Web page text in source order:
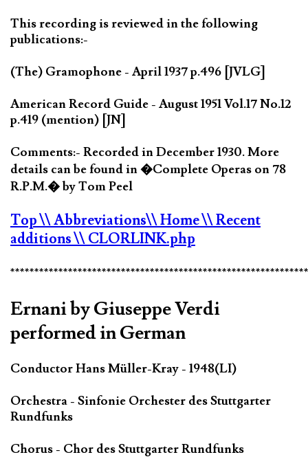
This recording is reviewed in the following
publications:-
(The) Gramophone - April 1937 p.496 [JVLG]
American Record Guide - August 1951 Vol.17 No.12
p.419 (mention) [JN]
Comments:- Recorded in December 1930. More
details can be found in �Complete Operas on 78
R.P.M.� by Tom Peel
Top\\ Abbreviations\\ Home\\ Recent
additions\\ CLORLINK.php
Ernani by Giuseppe Verdi
performed in German
Conductor Hans Müller-Kray - 1948(LI)
Orchestra - Sinfonie Orchester des Stuttgarter
Rundfunks
Chorus - Chor des Stuttgarter Rundfunks